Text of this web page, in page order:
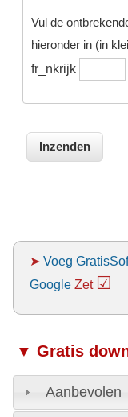
Vul de
hieronder in (in
fr_nkrijk
➤ Voeg
Google Zet ☑
▼ Gratis
Aanbevolen